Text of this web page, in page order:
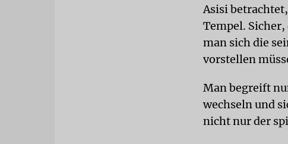
Asisi
Tempel.
man sich die
vorstellen
Man begreift
wechseln und
nicht nur der